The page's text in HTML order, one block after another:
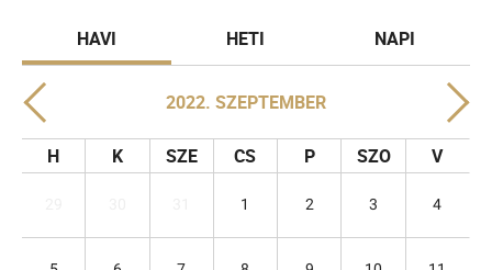
HAVI HETI NAPI
2022. SZEPTEMBER
H K SZE CS P SZO V
1 2 3 4